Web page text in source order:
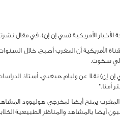
الأمريكية (سي إن إن)، في مقال
سكوت.
إن إن) نقلا عن وليام هيغبي، أستاذ
أمنا."
يمنح أيضا لمخرجي هوليوود
أيضا بالمشاهد والمناظر الطبيعية